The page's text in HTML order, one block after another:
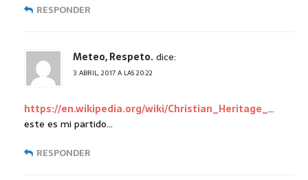
RESPONDER
Meteo, Respeto.dice:
3 ABRIL, 2017 A LAS 20:22
https://en.wikipedia.org/wiki/Christian_Heritage_…
este es mi partido…
RESPONDER